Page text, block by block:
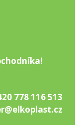
778 116 513